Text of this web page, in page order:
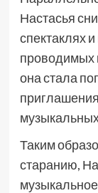
Настасья
спектаклях
проводимых
она стала
Таким
старанию,